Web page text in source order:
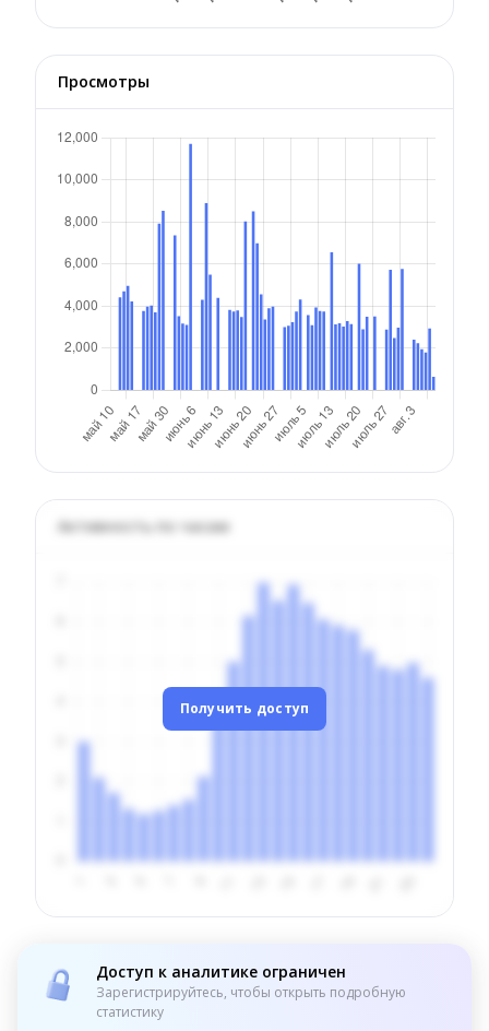
Просмотры
Активность по часам
Получить доступ
Доступ к аналитике ограничен
Зарегистрируйтесь, чтобы открыть подробную
статистику